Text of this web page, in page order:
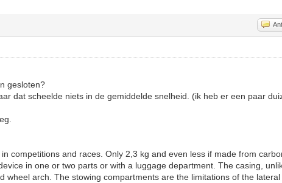
gesloten?
dat scheelde niets in de gemiddelde snelheid. (ik heb er een paar
competitions and races. Only 2,3 kg and even less if made from
in one or two parts or with a luggage department. The casing,
wheel arch. The stowing compartments are the limitations of the lateral